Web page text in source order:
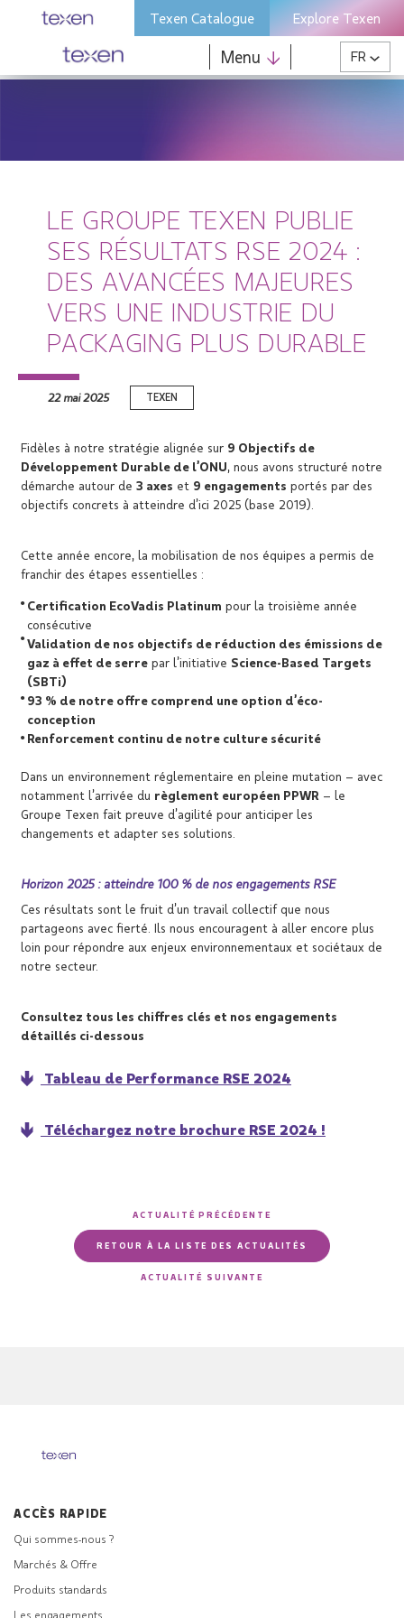
Texen Catalogue Explore Texen
Menu FR
LE GROUPE TEXEN PUBLIE
SES RÉSULTATS RSE 2024 :
DES AVANCÉES MAJEURES
VERS UNE INDUSTRIE DU
PACKAGING PLUS DURABLE
22 mai 2025 TEXEN
Fidèles à notre stratégie alignée sur 9 Objectifs de
Développement Durable de l’ONU, nous avons structuré notre
démarche autour de 3 axes et 9 engagements portés par des
objectifs concrets à atteindre d’ici 2025 (base 2019).
Cette année encore, la mobilisation de nos équipes a permis de
franchir des étapes essentielles :
Certification EcoVadis Platinum pour la troisième année
consécutive
Validation de nos objectifs de réduction des émissions de
gaz à effet de serre par l’initiative Science-Based Targets
(SBTi)
93 % de notre offre comprend une option d’éco-
conception
Renforcement continu de notre culture sécurité
Dans un environnement réglementaire en pleine mutation – avec
notamment l’arrivée du règlement européen PPWR – le
Groupe Texen fait preuve d’agilité pour anticiper les
changements et adapter ses solutions.
Horizon 2025 : atteindre 100 % de nos engagements RSE
Ces résultats sont le fruit d’un travail collectif que nous
partageons avec fierté. Ils nous encouragent à aller encore plus
loin pour répondre aux enjeux environnementaux et sociétaux de
notre secteur.
Consultez tous les chiffres clés et nos engagements
détaillés ci-dessous
Tableau de Performance RSE 2024
Téléchargez notre brochure RSE 2024 !
ACTUALITÉ PRÉCÉDENTE
RETOUR À LA LISTE DES ACTUALITÉS
ACTUALITÉ SUIVANTE
ACCÈS RAPIDE
Qui sommes-nous ?
Marchés & Offre
Produits standards
Les engagements